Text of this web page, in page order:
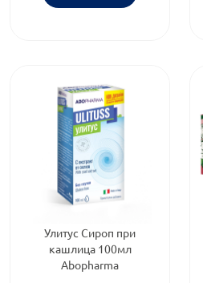
Улитус Сироп при
кашлица 100мл
Abopharma